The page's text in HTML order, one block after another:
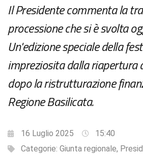
Il Presidente commenta la
processione che si è svolta
Un'edizione speciale della
impreziosita dalla riapertura
dopo la ristrutturazione
Regione Basilicata.
16 Luglio 2025
15:40
Categorie: Giunta regionale,